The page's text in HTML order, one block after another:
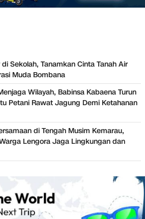
Sekolah, Tanamkan Cinta Tanah Air
Muda Bombana
Wilayah, Babinsa Kabaena Turun
Petani Rawat Jagung Demi Ketahanan
di Tengah Musim Kemarau,
Lengora Jaga Lingkungan dan